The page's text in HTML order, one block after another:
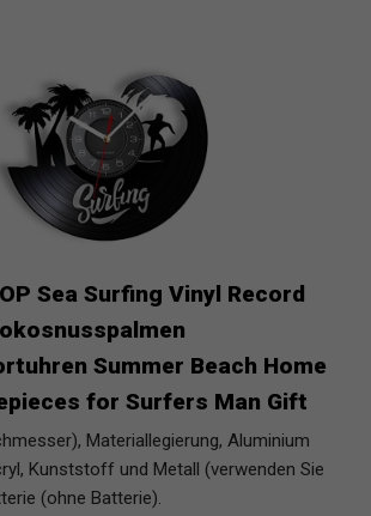
Sea Surfing Vinyl Record
Summer Beach Home
for Surfers Man Gift
Materiallegierung, Aluminium
Kunststoff und Metall (verwenden Sie
(ohne Batterie).